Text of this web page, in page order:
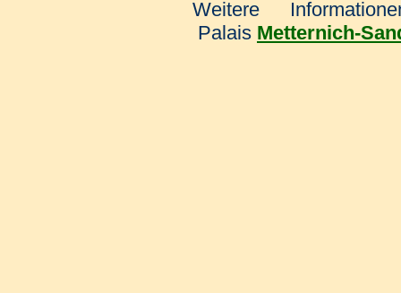
Weitere
Palais Metternich-